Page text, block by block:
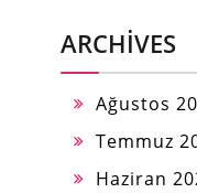
ARCHIVES
Ağustos
Temmuz
Haziran